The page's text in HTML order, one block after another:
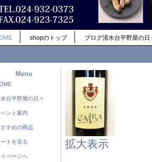
shopのトップ ブログ清水台平野屋の日
Menu
台平野屋の日々
ベント案内
すすめの商品
ートを見る
イページへ
拡大表示